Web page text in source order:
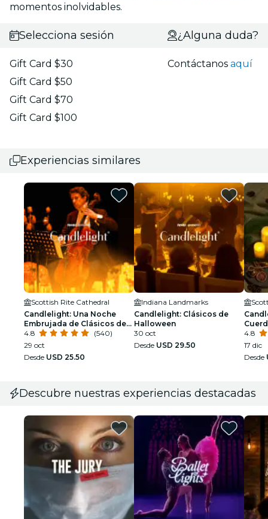
momentos inolvidables.
Selecciona sesión
Gift Card $30
Gift Card $50
Gift Card $70
Gift Card $100
¿Alguna duda?
Contáctanosaquí
Experiencias similares
Scottish Rite Cathedral
Candlelight: Una Noche
Embrujada de Clásicos de
Halloween
4.8
(540)
29 oct
Desde USD 25.50
Indiana Landmarks
Candlelight: Clásicos de
Halloween
30 oct
Desde USD 29.50
4.8
17 dic
Desde
Descubre nuestras experiencias destacadas